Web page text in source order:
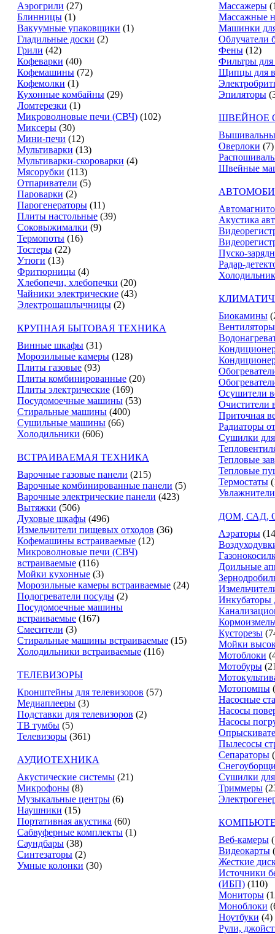
Аэрогрили (27)
Блинницы (1)
Вакуумные упаковщики (1)
Гладильные доски (2)
Грили (42)
Кофеварки (40)
Кофемашины (72)
Кофемолки (1)
Кухонные комбайны (29)
Ломтерезки (1)
Микроволновые печи (СВЧ) (102)
Миксеры (30)
Мини-печи (12)
Мультиварки (13)
Мультиварки-скороварки (4)
Мясорубки (113)
Отпариватели (5)
Пароварки (2)
Парогенераторы (11)
Плиты настольные (39)
Соковыжималки (9)
Термопоты (16)
Тостеры (22)
Утюги (13)
Фритюрницы (4)
Хлебопечи, хлебопечки (20)
Чайники электрические (43)
Электрошашлычницы (2)
КРУПНАЯ БЫТОВАЯ ТЕХНИКА
Винные шкафы (31)
Морозильные камеры (128)
Плиты газовые (93)
Плиты комбинированные (20)
Плиты электрические (169)
Посудомоечные машины (53)
Стиральные машины (400)
Сушильные машины (66)
Холодильники (606)
ВСТРАИВАЕМАЯ ТЕХНИКА
Варочные газовые панели (215)
Варочные комбинированные панели (5)
Варочные электрические панели (423)
Вытяжки (506)
Духовые шкафы (496)
Измельчители пищевых отходов (36)
Кофемашины встраиваемые (12)
Микроволновые печи (СВЧ)
встраиваемые (116)
Мойки кухонные (3)
Морозильные камеры встраиваемые (24)
Подогреватели посуды (2)
Посудомоечные машины
встраиваемые (167)
Смесители (3)
Стиральные машины встраиваемые (15)
Холодильники встраиваемые (116)
ТЕЛЕВИЗОРЫ
Кронштейны для телевизоров (57)
Медиаплееры (3)
Подставки для телевизоров (2)
ТВ тумбы (5)
Телевизоры (361)
АУДИОТЕХНИКА
Акустические системы (21)
Микрофоны (8)
Музыкальные центры (6)
Наушники (15)
Портативная акустика (60)
Сабвуферные комплекты (1)
Саундбары (38)
Синтезаторы (2)
Умные колонки (30)
Массажеры
Массажные
Машинки
Облучатели
Фены (12)
Фильтры
Щипцы для
Эпиляторы
ШВЕЙНОЕ
Оверлоки (7)
Швейные
Акустика
Пуско-
Радар-
Биокамины
Вентиляторы
Осушители
Очистители
Приточная
Радиаторы
Сушилки
Тепловые
Тепловые
Термостаты
ДОМ, САД,
Аэраторы
Доильные
Инкубаторы
Кусторезы
Мойки
Мотоблоки
Мотобуры
Мотопомпы
Насосные
Насосы
Насосы
Пылесосы
Сепараторы
Сушилки
Триммеры
Веб-камеры
Видеокарты
Жесткие
Источники
(ИБП) (110)
Мониторы
Моноблоки
Ноутбуки (4)
Рули,